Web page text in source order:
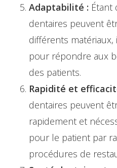
Adaptabilité : Étant
dentaires peuvent
différents
pour répondre aux
des patients.
Rapidité et
dentaires peuvent
rapidement et
pour le patient par
procédures de